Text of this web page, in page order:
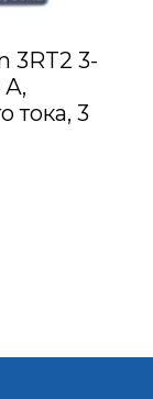
3RT2 3-
А,
тока, 3